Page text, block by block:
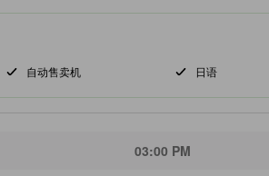
自动售卖机 日语
03:00 PM